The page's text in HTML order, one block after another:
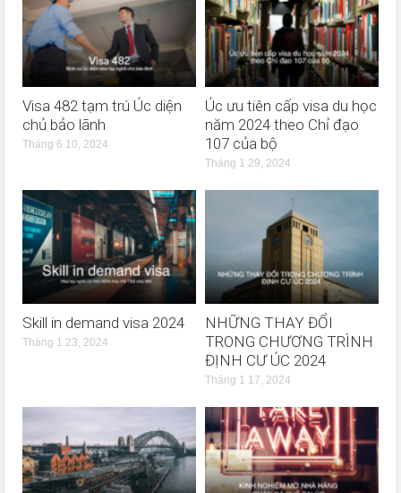
Visa 482 tạm trú Úc diện
chủ bảo lãnh
Tháng 6 10, 2024
Úc ưu tiên cấp visa du học
năm 2024 theo Chỉ đạo
107 của bộ
Tháng 1 29, 2024
Skill in demand visa 2024
Tháng 1 23, 2024
NHỮNG THAY ĐỔI
TRONG CHƯƠNG TRÌNH
ĐỊNH CƯ ÚC 2024
Tháng 1 17, 2024